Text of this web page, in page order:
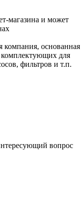
магазина и может
компания, основанная
для
фильтров и т.п.
вопрос